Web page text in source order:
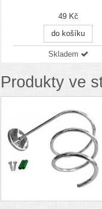
49 Kč
do košíku
Skladem
Produkty ve